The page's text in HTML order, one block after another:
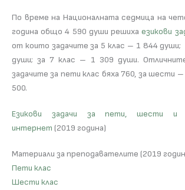
По време на Националната седмица на
година общо 4 590 души решихаезикови
от които задачите за 5 клас – 1 844 души;
души; за 7 клас – 1 309 души.
задачите за пети клас бяха 760, за шести
500.
Езикови задачи за пети, шести и
интернет (2019 година)
Материали за преподавателите (2019
Пети клас
Шести клас